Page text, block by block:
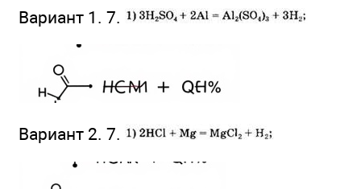
Вариант 1. 7.
Вариант 2. 7.